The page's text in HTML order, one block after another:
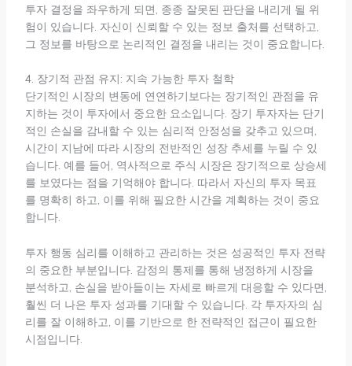
투자 결정을 좌우하게 되면, 종종 잘못된 판단을 내리게 될 위
험이 있습니다. 자신이 신뢰할 수 있는 정보 출처를 선택하고,
그 정보를 바탕으로 논리적인 결정을 내리는 것이 중요합니다.
4. 장기적 관점 유지: 지속 가능한 투자 철학
단기적인 시장의 변동에 연연하기보다는 장기적인 관점을 유
지하는 것이 투자에서 중요한 요소입니다. 장기 투자자는 단기
적인 손실을 감내할 수 있는 심리적 안정성을 갖추고 있으며,
시간이 지남에 따라 시장의 전반적인 성장 추세를 누릴 수 있
습니다. 예를 들어, 역사적으로 주식 시장은 장기적으로 상승세
를 보였다는 점을 기억해야 합니다. 따라서 자신의 투자 목표
를 명확히 하고, 이를 위해 필요한 시간을 계획하는 것이 중요
합니다.
투자 행동 심리를 이해하고 관리하는 것은 성공적인 투자 전략
의 중요한 부분입니다. 감정의 통제를 통해 냉정하게 시장을
분석하고, 손실을 받아들이는 자세로 빠르게 대응할 수 있다면,
훨씬 더 나은 투자 성과를 기대할 수 있습니다. 각 투자자의 심
리를 잘 이해하고, 이를 기반으로 한 전략적인 접근이 필요한
시점입니다.